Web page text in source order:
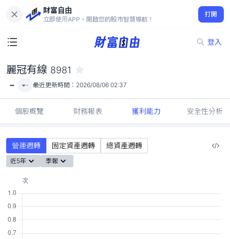
財富自由
立即使用APP，開啟您的股市智慧導航！
打開
登入
-
麗冠有線 8981
- - 最近更新時間： 2026/08/06 02:37
個股概覽 財務報表 獲利能力 安全性分析
營運週轉 固定資產週轉 總資產週轉
近5年 季報